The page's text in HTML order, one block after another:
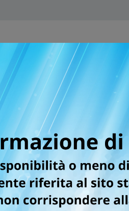
SFOGLIA ONLINE
alla